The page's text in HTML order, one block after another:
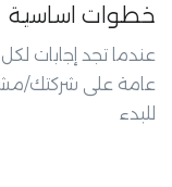
خطوات اساسية
عندما تجد إجابات
عامة على شركتك/
للبدء